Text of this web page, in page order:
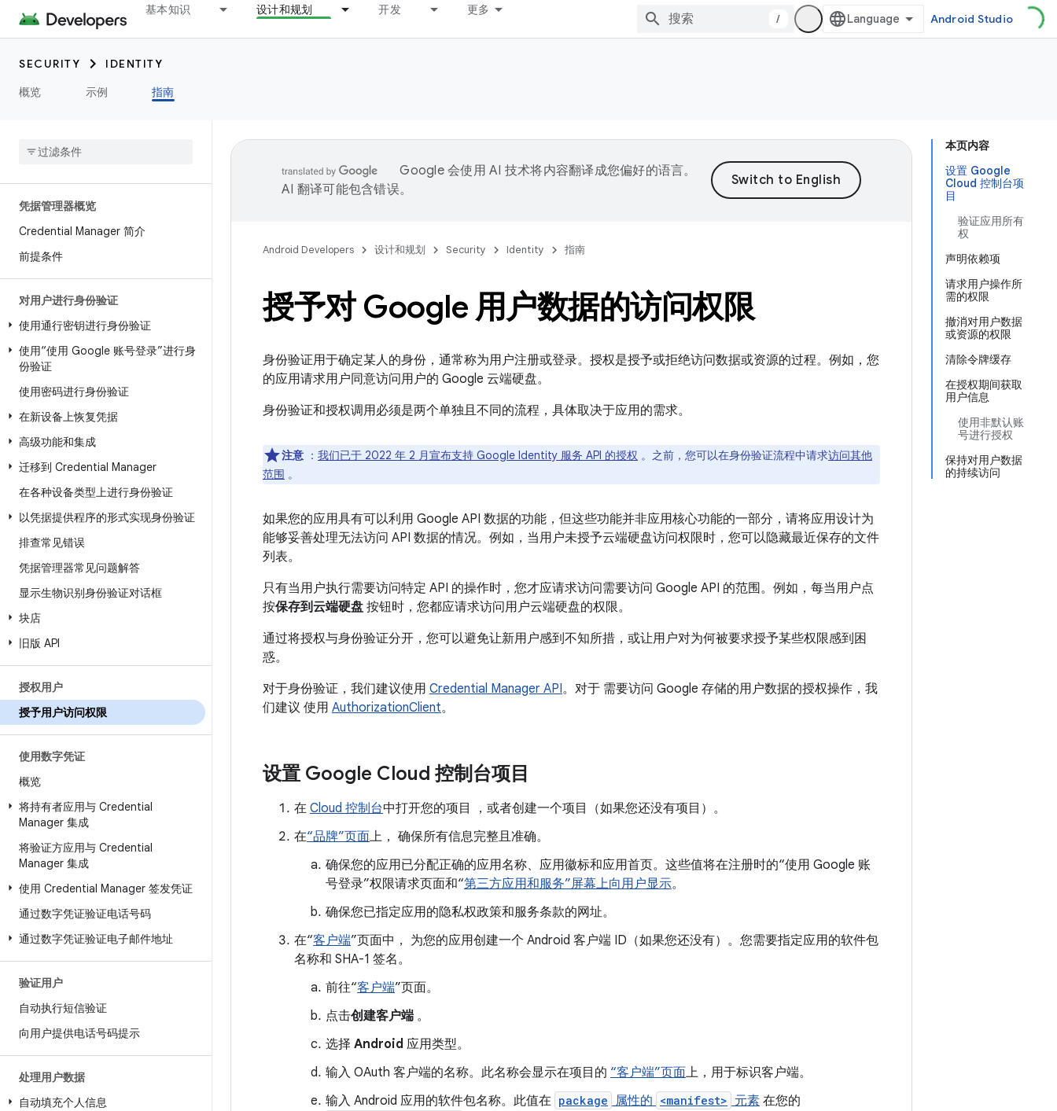
基本知识 设计和规划 开发 更多
/ Android Studio
SECURITY
IDENTITY
概览
示例 指南
凭据管理器概览
Credential Manager 简介
前提条件
对用户进行身份验证
使用通行密钥进行身份验证
使用“使用 Google 账号登录”进行身
份验证
使用密码进行身份验证
在新设备上恢复凭据
高级功能和集成
迁移到 Credential Manager
在各种设备类型上进行身份验证
以凭据提供程序的形式实现身份验证
排查常见错误
凭据管理器常见问题解答
显示生物识别身份验证对话框
块店
旧版 API
授权用户
授予用户访问权限
使用数字凭证
概览
将持有者应用与 Credential
Manager 集成
将验证方应用与 Credential
Manager 集成
使用 Credential Manager 签发凭证
通过数字凭证验证电话号码
通过数字凭证验证电子邮件地址
验证用户
自动执行短信验证
向用户提供电话号码提示
处理用户数据
自动填充个人信息
本页内容
设置 Google
Cloud 控制台项
目
验证应用所有
权
声明依赖项
请求用户操作所
需的权限
撤消对用户数据
或资源的权限
清除令牌缓存
在授权期间获取
用户信息
使用非默认账
号进行授权
保持对用户数据
的持续访问
Google 会使用 AI 技术将内容翻译成您偏好的语言。
AI 翻译可能包含错误。
Android Developers 设计和规划 Security Identity 指南
授予对 Google 用户数据的访问权限
身份验证用于确定某人的身份，通常称为用户注册或登录。授权是授予或拒绝访问数据或资源的过程。例如，您
的应用请求用户同意访问用户的 Google 云端硬盘。
身份验证和授权调用必须是两个单独且不同的流程，具体取决于应用的需求。
注意 ： 我们已于 2022 年 2 月宣布支持 Google Identity 服务 API 的授权 。之前，您可以在身份验证流程中请求访问其他
范围 。
如果您的应用具有可以利用 Google API 数据的功能，但这些功能并非应用核心功能的一部分，请将应用设计为
能够妥善处理无法访问 API 数据的情况。例如，当用户未授予云端硬盘访问权限时，您可以隐藏最近保存的文件
列表。
只有当用户执行需要访问特定 API 的操作时，您才应请求访问需要访问 Google API 的范围。例如，每当用户点
按保存到云端硬盘 按钮时，您都应请求访问用户云端硬盘的权限。
通过将授权与身份验证分开，您可以避免让新用户感到不知所措，或让用户对为何被要求授予某些权限感到困
惑。
对于身份验证，我们建议使用 Credential Manager API。对于 需要访问 Google 存储的用户数据的授权操作，我
们建议 使用 AuthorizationClient。
设置 Google Cloud 控制台项目
在 Cloud 控制台中打开您的项目 ，或者创建一个项目（如果您还没有项目）。
在“品牌”页面上， 确保所有信息完整且准确。
确保您的应用已分配正确的应用名称、应用徽标和应用首页。这些值将在注册时的“使用 Google 账
号登录”权限请求页面和“第三方应用和服务”屏幕上向用户显示。
确保您已指定应用的隐私权政策和服务条款的网址。
在“客户端”页面中， 为您的应用创建一个 Android 客户端 ID（如果您还没有）。您需要指定应用的软件包
名称和 SHA-1 签名。
前往“客户端”页面。
点击创建客户端 。
选择 Android 应用类型。
输入 OAuth 客户端的名称。此名称会显示在项目的 “客户端”页面上，用于标识客户端。
输入 Android 应用的软件包名称。此值在 package 属性的 <manifest> 元素 在您的